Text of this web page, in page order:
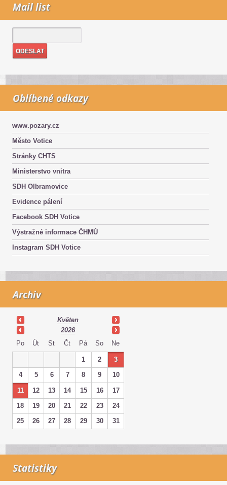
Mail list
Oblíbené odkazy
www.pozary.cz
Město Votice
Stránky CHTS
Ministerstvo vnitra
SDH Olbramovice
Evidence pálení
Facebook SDH Votice
Výstražné informace ČHMÚ
Instagram SDH Votice
Archiv
Květen
2026
Po
Út St Čt Pá So Ne
1 2
3
4
5 6 7 8 9 10
11 12 13 14 15 16
17
18
19 20 21 22 23
24
25
26 27 28 29 30 31
Statistiky